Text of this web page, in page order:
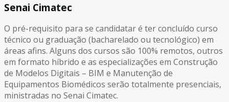
Senai Cimatec
O pré-requisito para se candidatar é ter concluído curso
técnico ou graduação (bacharelado ou tecnológico) em
áreas afins. Alguns dos cursos são 100% remotos, outros
em formato híbrido e as especializações em Construção
de Modelos Digitais – BIM e Manutenção de
Equipamentos Biomédicos serão totalmente presenciais,
ministradas no Senai Cimatec.